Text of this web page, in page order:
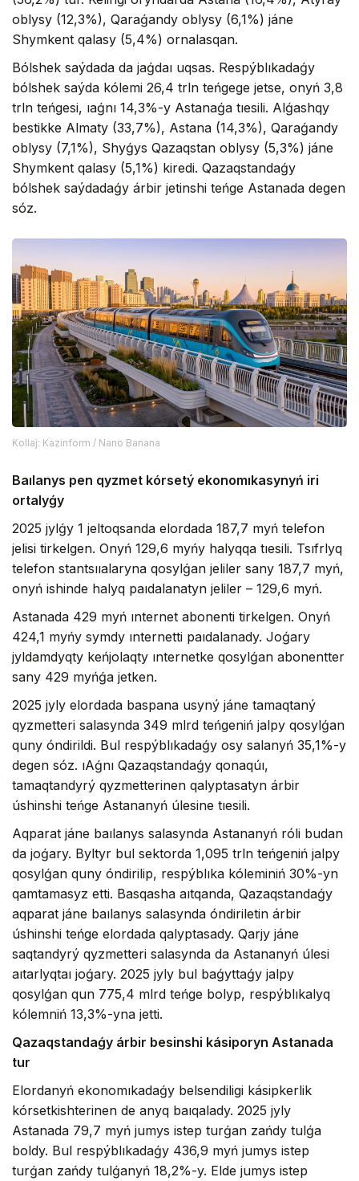
oblysy (12,3%), Qaraǵandy oblysy (6,1%) jáne
Shymkent qalasy (5,4%) ornalasqan.
Bólshek saýdada da jaǵdaı uqsas. Respýblıkadaǵy
bólshek saýda kólemi 26,4 trln teńgege jetse, onyń 3,8
trln teńgesi, ıaǵnı 14,3%-y Astanaǵa tıesili. Alǵashqy
bestikke Almaty (33,7%), Astana (14,3%), Qaraǵandy
oblysy (7,1%), Shyǵys Qazaqstan oblysy (5,3%) jáne
Shymkent qalasy (5,1%) kiredi. Qazaqstandaǵy
bólshek saýdadaǵy árbir jetinshi teńge Astanada degen
sóz.
Kollaj: Kazinform / Nano Banana
Baılanys pen qyzmet kórsetý ekonomıkasynyń iri
ortalyǵy
2025 jylǵy 1 jeltoqsanda elordada 187,7 myń telefon
jelisi tirkelgen. Onyń 129,6 myńy halyqqa tıesili. Tsıfrlyq
telefon stantsııalaryna qosylǵan jeliler sany 187,7 myń,
onyń ishinde halyq paıdalanatyn jeliler – 129,6 myń.
Astanada 429 myń ınternet abonenti tirkelgen. Onyń
424,1 myńy symdy ınternetti paıdalanady. Joǵary
jyldamdyqty keńjolaqty ınternetke qosylǵan abonentter
sany 429 myńǵa jetken.
2025 jyly elordada baspana usyný jáne tamaqtaný
qyzmetteri salasynda 349 mlrd teńgeniń jalpy qosylǵan
quny óndirildi. Bul respýblıkadaǵy osy salanyń 35,1%-y
degen sóz. ıAǵnı Qazaqstandaǵy qonaqúı,
tamaqtandyrý qyzmetterinen qalyptasatyn árbir
úshinshi teńge Astananyń úlesine tıesili.
Aqparat jáne baılanys salasynda Astananyń róli budan
da joǵary. Byltyr bul sektorda 1,095 trln teńgeniń jalpy
qosylǵan quny óndirilip, respýblıka kóleminiń 30%-yn
qamtamasyz etti. Basqasha aıtqanda, Qazaqstandaǵy
aqparat jáne baılanys salasynda óndiriletin árbir
úshinshi teńge elordada qalyptasady. Qarjy jáne
saqtandyrý qyzmetteri salasynda da Astananyń úlesi
aıtarlyqtaı joǵary. 2025 jyly bul baǵyttaǵy jalpy
qosylǵan qun 775,4 mlrd teńge bolyp, respýblıkalyq
kólemniń 13,3%-yna jetti.
Qazaqstandaǵy árbir besinshi kásiporyn Astanada
tur
Elordanyń ekonomıkadaǵy belsendiligi kásipkerlik
kórsetkishterinen de anyq baıqalady. 2025 jyly
Astanada 79,7 myń jumys istep turǵan zańdy tulǵa
boldy. Bul respýblıkadaǵy 436,9 myń jumys istep
turǵan zańdy tulǵanyń 18,2%-y. Elde jumys istep